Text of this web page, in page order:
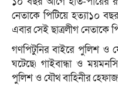
নেতাকে পিটিয়ে হত্যা১০
এবার সেই ছাত্রলীগ নেতাকে
গণপিটুনির বাইরে পুলিশ ও
ঘটেছে৷ গাইবান্ধা ও
পুলিশ ও যৌথ বাহিনীর